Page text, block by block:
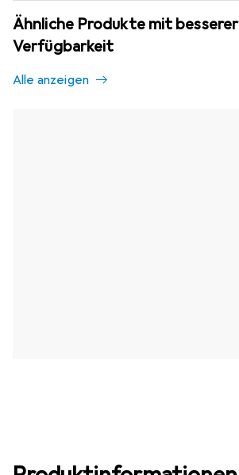
Ähnliche Produkte mit besserer
Verfügbarkeit
Alle anzeigen